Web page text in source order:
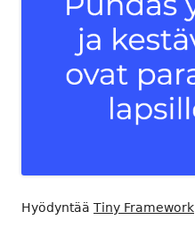
Hyödyntää Tiny Framework